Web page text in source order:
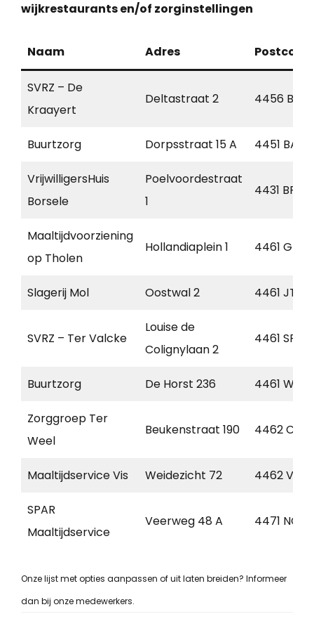
wijkrestaurants en/of zorginstellingen
Naam Adres Postcode
SVRZ – De
Kraayert
Deltastraat 2 4456 BB
Buurtzorg Dorpsstraat 15 A 4451 BA
VrijwilligersHuis
Borsele
Poelvoordestraat
1
4431 BP
Maaltijdvoorziening
op Tholen
Hollandiaplein 1 4461 GT
Slagerij Mol Oostwal 2 4461 JT
SVRZ – Ter Valcke
Louise de
Colignylaan 2
4461 SP
Buurtzorg De Horst 236 4461 WZ
Zorggroep Ter
Weel
Beukenstraat 190 4462 CB
Maaltijdservice Vis Weidezicht 72 4462 VM
SPAR
Maaltijdservice
Veerweg 48 A 4471 NC
Onze lijst met opties aanpassen of uit laten breiden? Informeer
dan bij onze medewerkers.